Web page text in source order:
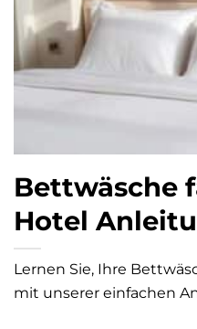
Bettwäsche
Hotel
Lernen Sie, Ihre
mit unserer einfachen